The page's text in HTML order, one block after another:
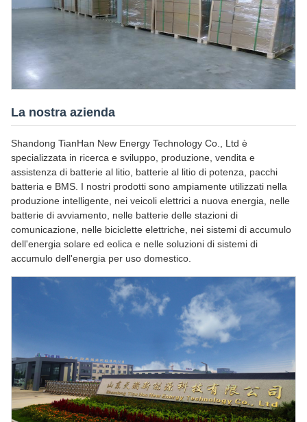
La nostra azienda
Shandong TianHan New Energy Technology Co., Ltd è
specializzata in ricerca e sviluppo, produzione, vendita e
assistenza di batterie al litio, batterie al litio di potenza, pacchi
batteria e BMS. I nostri prodotti sono ampiamente utilizzati nella
produzione intelligente, nei veicoli elettrici a nuova energia, nelle
batterie di avviamento, nelle batterie delle stazioni di
comunicazione, nelle biciclette elettriche, nei sistemi di accumulo
dell'energia solare ed eolica e nelle soluzioni di sistemi di
accumulo dell'energia per uso domestico.